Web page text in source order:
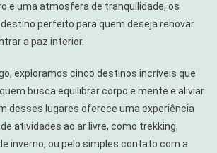
e uma atmosfera de tranquilidade, os
perfeito para quem deseja renovar
a paz interior.
exploramos cinco destinos incríveis que
busca equilibrar corpo e mente e aliviar
desses lugares oferece uma experiência
atividades ao ar livre, como trekking,
inverno, ou pelo simples contato com a